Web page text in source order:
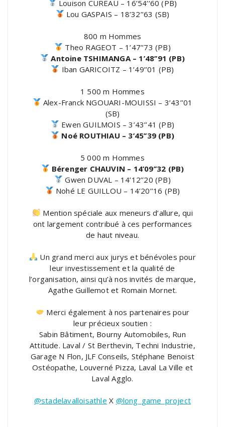
Louison CUREAU – 16’54’’60 (PB)
Lou GASPAIS – 18’32’’63 (SB)
800 m Hommes
Theo RAGEOT – 1’47’’73 (PB)
Antoine TSHIMANGA – 1’48’’91 (PB)
Iban GARICOITZ – 1’49’’01 (PB)
1 500 m Hommes
Alex-Franck NGOUARI-MOUISSI – 3’43’’01
(SB)
Ewen GUILMOIS – 3’43’’41 (PB)
Noé ROUTHIAU – 3’45’’39 (PB)
5 000 m Hommes
Bérenger CHAUVIN – 14’09’’32 (PB)
Gwen DUVAL – 14’12’’20 (PB)
Nohé LE GUILLOU – 14’20’’16 (PB)
Mention spéciale aux meneurs d’allure, qui
ont largement contribué à ces performances
de haut niveau.
Un grand merci aux jurys et bénévoles pour
leur investissement et la qualité de
l’organisation, ainsi qu’à nos invités de marque,
Agathe Guillemot et Romain Mornet.
Merci également à nos partenaires pour
leur précieux soutien :
Sabin Bâtiment, Bourny Automobiles, Run
Attitude. Laval / St Berthevin, Techni Industrie,
Garage N Flon, JLF Conseils, Stéphane Benoist
Ostéopathe, Louverné Pizza, Laval La Ville et
Laval Agglo.
@stadelavalloisathle X @long_game_project